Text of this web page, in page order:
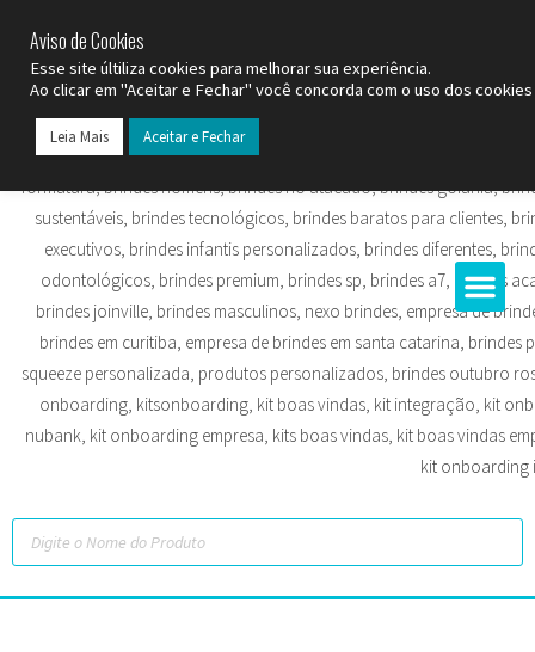
Aviso de Cookies
Esse site últiliza cookies para melhorar sua experiência.
Ao clicar em "Aceitar e Fechar" você concorda com o uso dos
Leia Mais Aceitar e Fechar